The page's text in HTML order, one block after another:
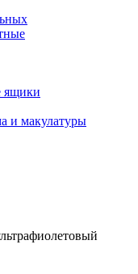
ящики
и макулатуры